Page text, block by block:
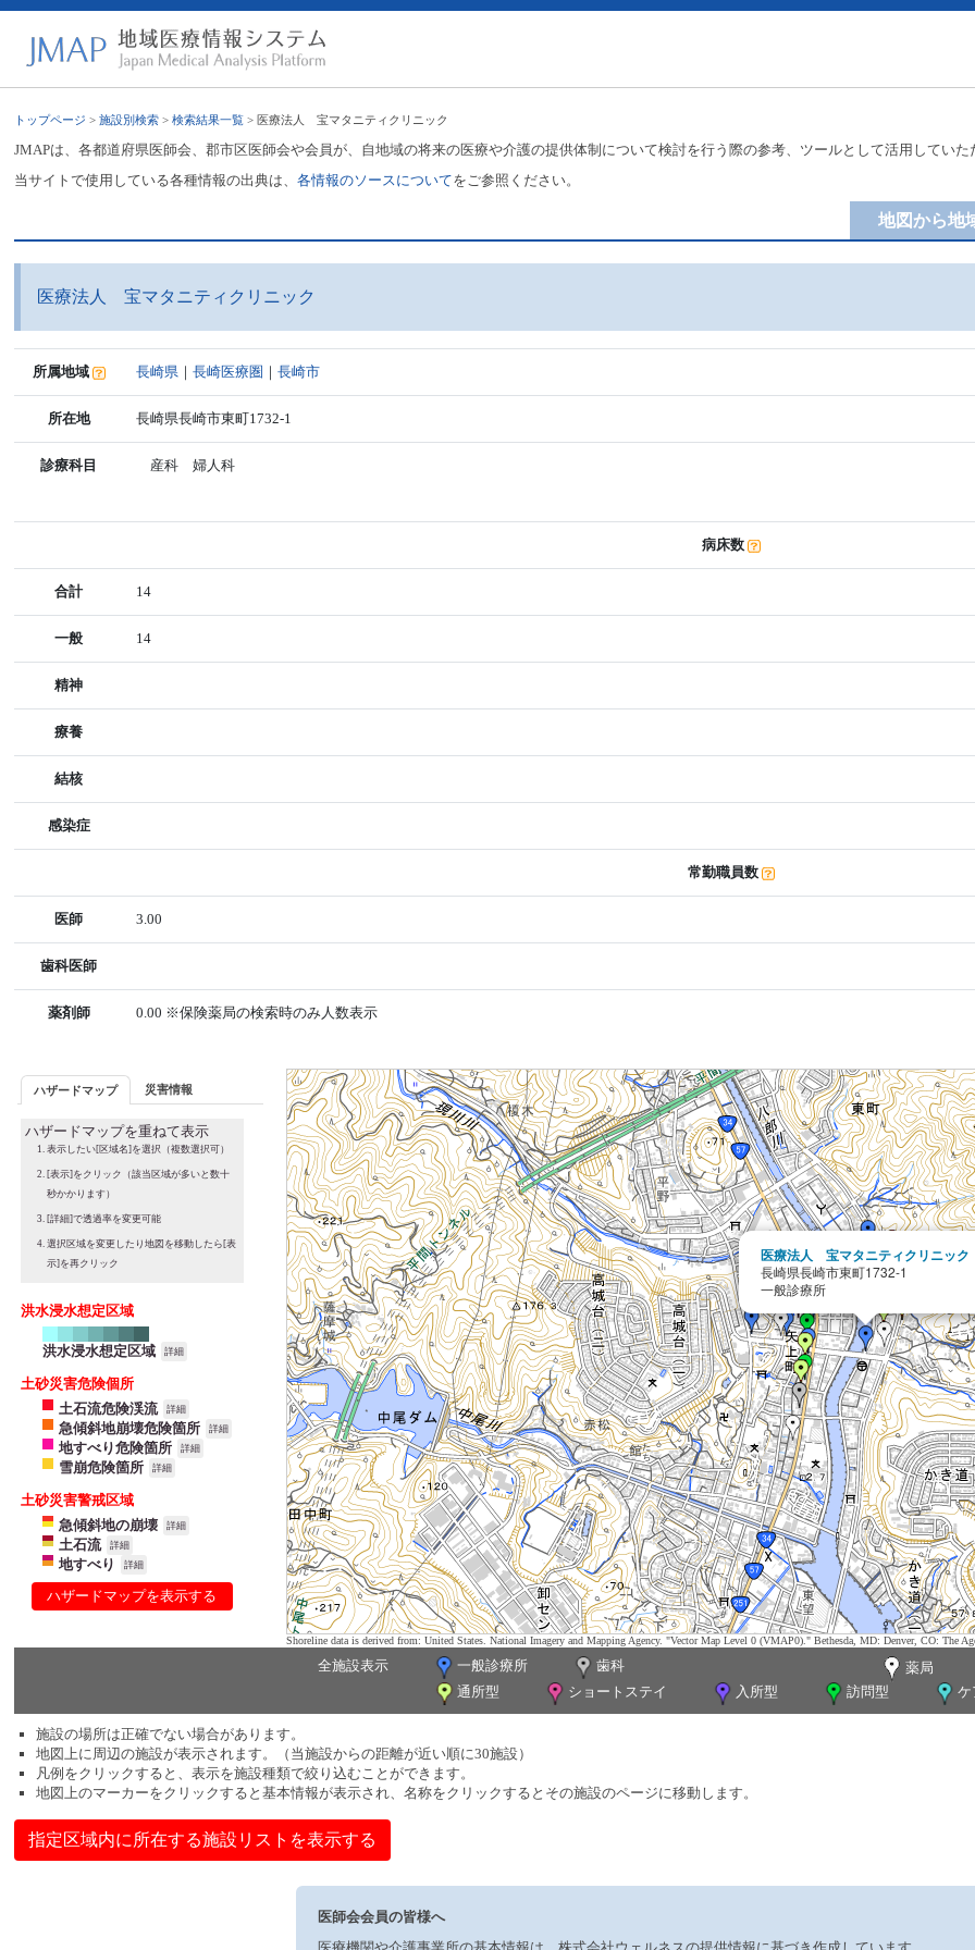
トップページ >施設別検索 >検索結果一覧 > 医療法人 宝マタニティクリニック
JMAPは、各都道府県医師会、郡市区医師会や会員が、自地域の将来の医療や介護の提供体制について検討を行う際の参考、ツールとして活用してい
当サイトで使用している各種情報の出典は、各情報のソースについてをご参照ください。
地図から地
医療法人 宝マタニティクリニック
所属地域 長崎県 ｜長崎医療圏 ｜長崎市
所在地 長崎県長崎市東町1732-1
診療科目 産科 婦人科
病床数
合計 14
一般 14
精神
療養
結核
感染症
常勤職員数
医師 3.00
歯科医師
薬剤師 0.00 ※保険薬局の検索時のみ人数表示
ハザードマップ 災害情報
ハザードマップを重ねて表示
表示したい[区域名]を選択（複数選択可）
[表示]をクリック（該当区域が多いと数十
秒かかります）
[詳細]で透過率を変更可能
選択区域を変更したり地図を移動したら[表
示]を再クリック
洪水浸水想定区域
洪水浸水想定区域 詳細
土砂災害危険個所
土石流危険渓流
詳細
急傾斜地崩壊危険箇所 詳細
地すべり危険箇所 詳細
雪崩危険箇所 詳細
土砂災害警戒区域
急傾斜地の崩壊
詳細
土石流 詳細
地すべり 詳細
ハザードマップを表示する
医療法人 宝マタニティクリニック
長崎県長崎市東町1732-1
一般診療所
Shoreline data is derived from: United States. National Imagery and Mapping Agency. "Vector Map Level 0 (VMAP0)." Bethesda, MD: Denver, CO: The
全施設表示 一般診療所 歯科
薬局
通所型
ショートステイ 入所型 訪問型 ケ
施設の場所は正確でない場合があります。
地図上に周辺の施設が表示されます。（当施設からの距離が近い順に30施設）
凡例をクリックすると、表示を施設種類で絞り込むことができます。
地図上のマーカーをクリックすると基本情報が表示され、名称をクリックするとその施設のページに移動します。
指定区域内に所在する施設リストを表示する
医師会会員の皆様へ